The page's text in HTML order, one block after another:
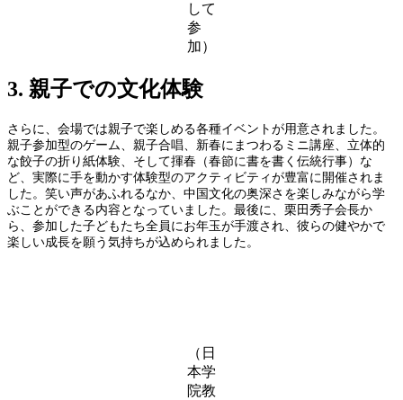
して
参
加）
3. 親子での文化体験
さらに、会場では親子で楽しめる各種イベントが用意されました。
親子参加型のゲーム、親子合唱、新春にまつわるミニ講座、立体的
な餃子の折り紙体験、そして揮春（春節に書を書く伝統行事）な
ど、実際に手を動かす体験型のアクティビティが豊富に開催されま
した。笑い声があふれるなか、中国文化の奥深さを楽しみながら学
ぶことができる内容となっていました。最後に、栗田秀子会長か
ら、参加した子どもたち全員にお年玉が手渡され、彼らの健やかで
楽しい成長を願う気持ちが込められました。
（日
本学
院教